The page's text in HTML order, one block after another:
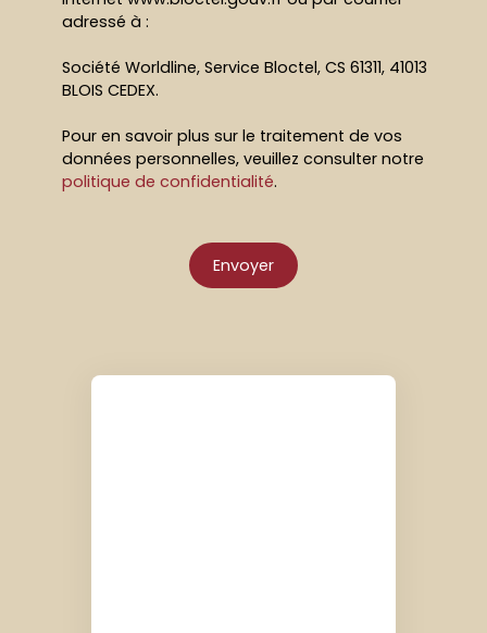
adressé à :
Société Worldline, Service Bloctel, CS 61311, 41013
BLOIS CEDEX.
Pour en savoir plus sur le traitement de vos
données personnelles, veuillez consulter notre
politique de confidentialité.
Envoyer